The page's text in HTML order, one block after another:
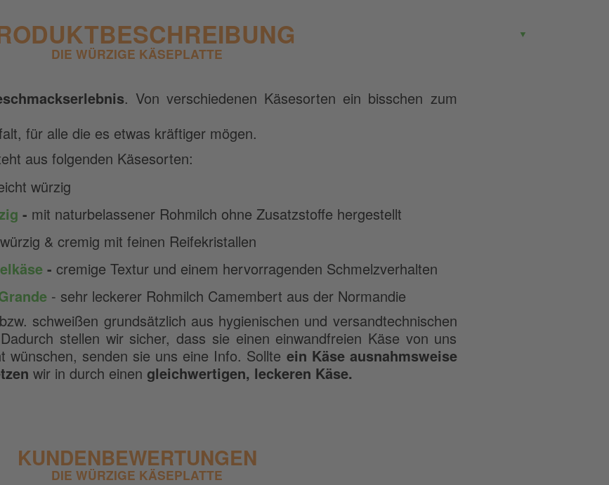
▼
DIE WÜRZIGE KÄSEPLATTE
. Von verschiedenen Käsesorten ein bisschen zum
für alle die es etwas kräftiger mögen.
aus folgenden Käsesorten:
würzig
- mit naturbelassener Rohmilch ohne Zusatzstoffe hergestellt
& cremig mit feinen Reifekristallen
-cremige Textur und einem hervorragenden Schmelzverhalten
- sehr leckerer Rohmilch Camembert aus der Normandie
bzw. schweißen grundsätzlich aus hygienischen und versandtechnischen
stellen wir sicher, dass sie einen einwandfreien Käse von uns
wünschen, senden sie uns eine Info. Sollte ein Käse ausnahmsweise
wir in durch einen gleichwertigen, leckeren Käse.
KUNDENBEWERTUNGEN
DIE WÜRZIGE KÄSEPLATTE